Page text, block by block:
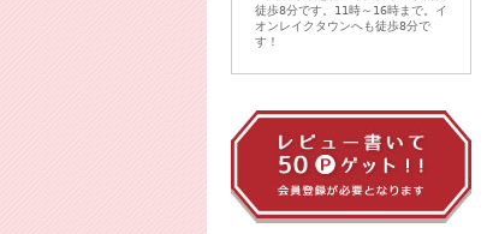
徒歩8分です。11時～16時まで。イ
オンレイクタウンへも徒歩8分で
す！